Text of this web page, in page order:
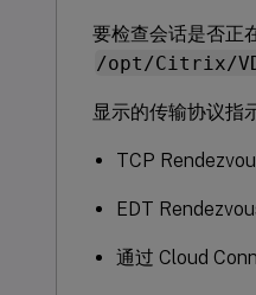
要检查会话是否正
/opt/Citrix/
显示的传输协议指
TCP
EDT
通过 Cloud